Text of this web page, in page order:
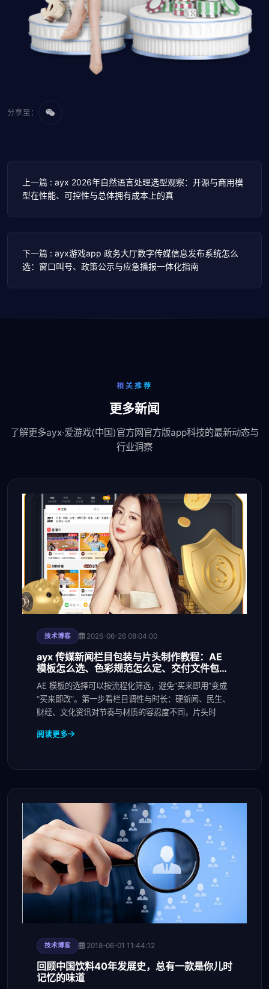
分享至：
上一篇 : ayx 2026年自然语言处理选型观察：开源与商用模
型在性能、可控性与总体拥有成本上的真
下一篇 : ayx游戏app 政务大厅数字传媒信息发布系统怎么
选：窗口叫号、政策公示与应急播报一体化指南
相关推荐
更多新闻
了解更多ayx·爱游戏(中国)官方网官方版app科技的最新动态与
行业洞察
技术博客 2026-06-26 08:04:00
ayx 传媒新闻栏目包装与片头制作教程：AE
模板怎么选、色彩规范怎么定、交付文件包含
AE 模板的选择可以按流程化筛选，避免“买来即用”变成
“买来即改”。第一步看栏目调性与时长：硬新闻、民生、
财经、文化资讯对节奏与材质的容忍度不同，片头时
阅读更多
技术博客 2018-06-01 11:44:12
回顾中国饮料40年发展史，总有一款是你儿时
记忆的味道